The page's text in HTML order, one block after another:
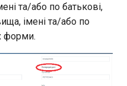
та/або по батькові,
імені та/або по
форми.